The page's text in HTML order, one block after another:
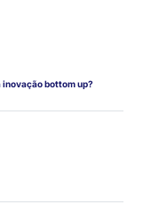
bottom up?